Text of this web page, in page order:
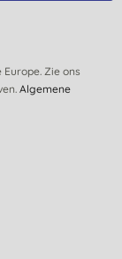
Zie ons
Algemene